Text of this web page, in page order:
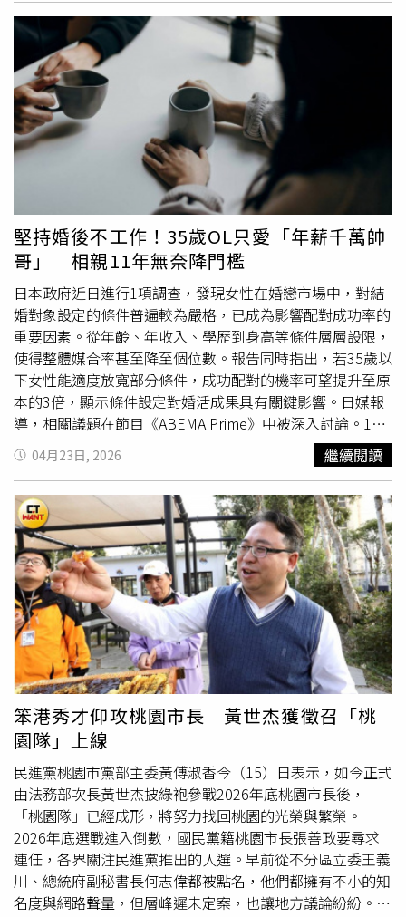
老師與時段區分販售，套票價格為NT$6,400元，內容包含6
月7日粉絲見面會入場資格，以及指定老師、指定日期、指
定時段之一對一10分鐘命理諮詢專屬體驗，活動詳情請見八
大電視官方社群平台公告。
言，新竹地區國中生會考壓力比台灣別區大多了，因為竹科
不少高學歷
工程師家長本身就很注重教育，加上竹北、新竹
市關埔重劃區等處人口爆炸學生數指數型飆增，縣市層級的
高中職增設根本跟不上人口成長速度，學生不僅要與成績競
爭，還得面臨考不好就沒附近學校念的窘境。鄭朝方對此直
言，儘管教育並非市公所層級主管業務，但過去三年擔任市
長期間，仍持續為大新竹地區高中員額不足問題向中央請
命，國教署也支持擴增班級數計畫，可惜相關經費仍受限於
立法院總預算審議進度，影響了整體推動時程實在痛心。新
竹縣竹北市公所5月9日辦理大師講堂。（圖／翻攝自竹北市
公所媒體群組）鄭朝方坦言，竹北學生面對的不僅是基礎學
力競爭，更是升學名校「一分之差」的激烈挑戰，規則上
「5A幾個+」壓力已經比雙北還大。有鑑於此，公所講堂特
別邀請兩位深耕升學第一線的專業導師同台開講，包含英文
名師趙致揚以「破解會考英文」為題，解析閱讀與文法應試
邏輯；另外高分寫作導師詹佳鑫則帶來「學霸作文」專題，
指導學生建構高分寫作架構，希望雙師聯手，協助考生在有
限時間內有效整理觀念、提升應試效率。鄭朝方預告，今天
中午12點半開放線上報名（報名網址：
https://reurl.cc/vQKrvN），活動在5月9日禮拜六竹北中興
里集會所開講，歡迎竹北的民眾躬逢其盛。值得一提的是，
鄭朝方回顧高中聯考時，考進了大新竹的第一志願新竹高
中，那時他念竹東國中也是競爭異常的千人大校回想起來仍
是好不容易，他也以過來人的身分感性提醒，考前最後階段
掌握正確策略與穩定節奏才是致勝關鍵，希望大師講堂提供
實戰導向的學習支持，期盼幫助學生在備考最後一哩路中更
有信心，將壓力轉化為實際得分能力。新竹縣竹北市長鄭朝
方（圖右排2）揭露自己以前念新竹中學的生活照，勉勵大
新竹考生將壓力轉換成得分助力。（圖／翻攝自竹北市公所
媒體群組）
堅持婚後不工作！35歲OL只愛「年薪千萬帥
哥」 相親11年無奈降門檻
日本政府近日進行1項調查，發現女性在婚戀市場中，對結
婚對象設定的條件普遍較為嚴格，已成為影響配對成功率的
重要因素。從年齡、年收入、學歷到身高等條件層層設限，
使得整體媒合率甚至降至個位數。報告同時指出，若35歲以
下女性能適度放寬部分條件，成功配對的機率可望提升至原
本的3倍，顯示條件設定對婚活成果具有關鍵影響。日媒報
導，相關議題在節目《ABEMA Prime》中被深入討論。1名
35歲女性表示，自己透過交友軟體尋找結婚對象已長達11
年，過去堅持只考慮長相帥氣，且年收入達1000萬日圓
（約新台幣200萬元）以上的男性。近期她略為調整標準，
將門檻降至800萬日圓（約新台幣160萬元），並開始接觸
一般上班族。不過，她坦言在與約10名對象見面後，內心仍
感到「像是在勉強自己」，甚至認為這樣的選擇帶有妥協意
味。當事人進一步說明，自己希望婚後成為全職主婦，因此
對伴侶收入有一定期待，若配偶收入不足，將影響一家人的
生活品質。除了經濟條件，她對年齡亦有所堅持，傾向選擇
比自己年輕2至3歲的對象，並直言年齡是難以讓步的條件之
一。對此，婚姻介紹所業者指出，過度強調條件可能忽略婚
姻本質。專家認為，婚姻是雙向選擇，不僅要考量自身需
求，也需評估對方是否願意接受自己。若僅以單方面條件篩
選，將大幅降低成功機率。另一方面，1名29歲上班族則
說，她特別重視男方學歷，理想對象為理工科研究所畢業
者。她認為，能夠尊敬對方是婚姻的重要基礎，而此偏好與
自己過去未能走上理工領域的經歷有關。此外，她雖希望對
方身高達175公分以上，但考量現實情況，在實際搜尋時並
未設限。專家分析指出，該名女性本身收入穩定，具備一定
競爭力，若鎖定特定族群反而有機會提高媒合效率。同時也
提到，部分高學歷族群在社交方面較為內向，反而可能在婚
戀市場中被忽略。對於婚姻應以條件或感情為優先，社會上
04月23日, 2026 繼續閱讀
笨港秀才仰攻桃園市長 黃世杰獲徵召「桃
園隊」上線
民進黨桃園市黨部主委黃傅淑香今（15）日表示，如今正式
由法務部次長黃世杰披綠袍參戰2026年底桃園市長後，
「桃園隊」已經成形，將努力找回桃園的光榮與繁榮。
2026年底選戰進入倒數，國民黨籍桃園市長張善政要尋求
連任，各界關注民進黨推出的人選。早前從不分區立委王義
川、總統府副秘書長何志偉都被點名，他們都擁有不小的知
名度與網路聲量，但層峰遲未定案，也讓地方議論紛紛。如